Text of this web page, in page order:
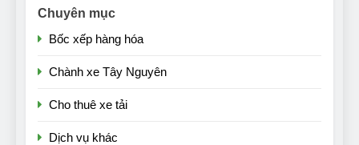
Chuyên mục
Bốc xếp hàng hóa
Chành xe Tây Nguyên
Cho thuê xe tải
Dịch vụ khác